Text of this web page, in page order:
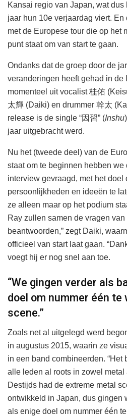
Kansai regio van Japan, wat
jaar hun 10e verjaardag viert.
met de Europese tour die op het
punt staat om van start te gaan.
Ondanks dat de groep door de
veranderingen heeft gehad in de
momenteel uit vocalist 桂佑
太輝 (Daiki) en drummer 幹太
release is de single “因習” (Inshu
jaar uitgebracht werd.
Nu het (tweede deel) van de
staat om te beginnen hebben we
interview gevraagd, met het doel
persoonlijkheden en ideeën te
ze alleen maar op het podium
Ray zullen samen de vragen
beantwoorden,” zegt Daiki,
officieel van start laat gaan.
voegt hij er nog snel aan toe.
“We gingen verder als
doel om nummer één te
scene.”
Zoals net al uitgelegd werd
in augustus 2015, waarin ze
in een band combineerden. “Het
alle leden al roots in zowel
Destijds had de extreme metal
ontwikkeld in Japan, dus gingen
als enige doel om nummer één